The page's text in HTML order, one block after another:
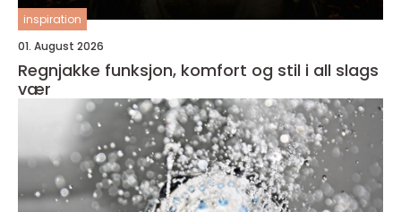
inspiration
01. August 2026
Regnjakke funksjon, komfort og stil i all slags
vær